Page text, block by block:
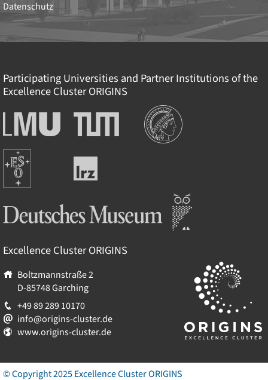
Datenschutz
Participating Universities and Partner Institutions of the
Excellence ClusterORIGINS
Ludwig-
Maximilians-
München
Technische
Universität
Institutionen
Europäische
Südsternwarte
Leibniz-
Rechenzentrum
Excellence ClusterORIGINS
Boltzmannstraße 2
D-85748Garching
+49 89 289 10170
info@origins-cluster.de
www.origins-cluster.de
© Copyright 2025 Excellence ClusterORIGINS